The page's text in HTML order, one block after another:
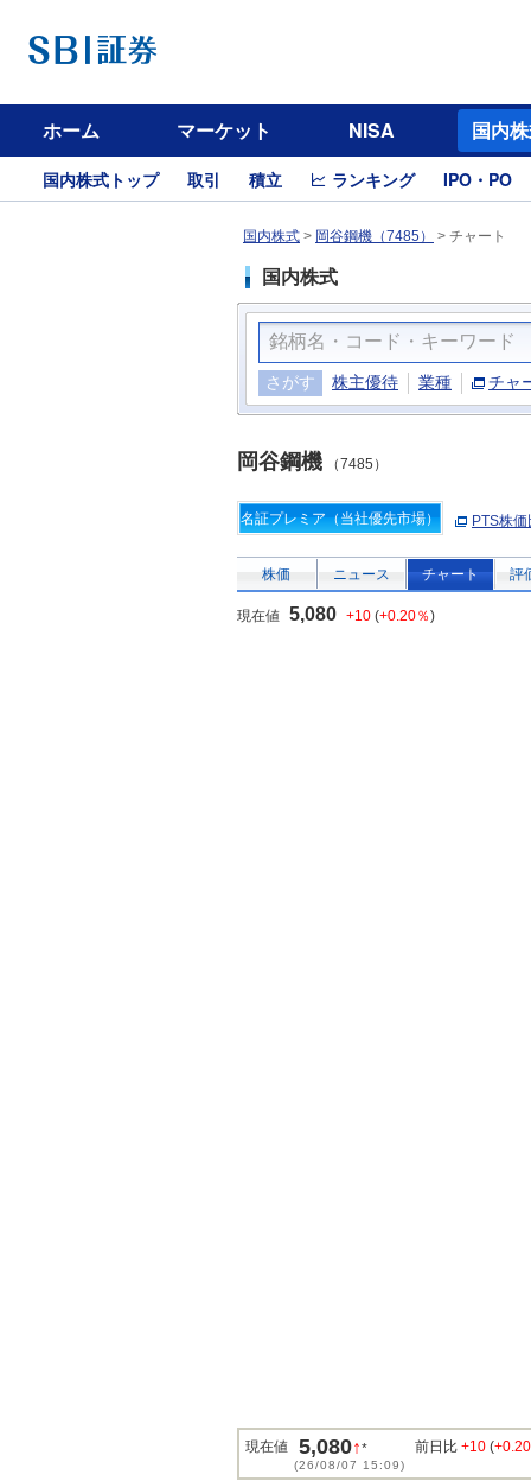
ホーム マーケット NISA 国内
国内株式トップ 取引 積立 ランキング IPO・PO
国内株式 > 岡谷鋼機（7485） > チャート
国内株式
さがす 株主優待 業種 チャ
岡谷鋼機 （7485）
名証プレミア（当社優先市場） PTS株
株価 ニュース チャート 評
現在値 5,080 +10 (+0.20％)
現在値 5,080↑*
(26/08/07 15:09)
前日比 +10 (